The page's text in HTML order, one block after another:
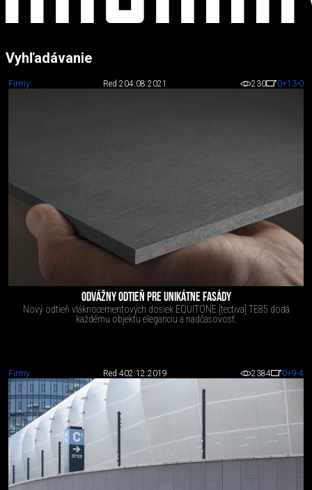
Vyhľadávanie
Firmy Red 204.08.2021 230 0+13-0
ODVÁŽNY ODTIEŇ PRE UNIKÁTNE FASÁDY
Nový odtieň vláknocementových dosiek EQUITONE [tectiva] TE85 dodá
každému objektu eleganciu a nadčasovosť.
Firmy Red 402.12.2019 2384 0+9-4